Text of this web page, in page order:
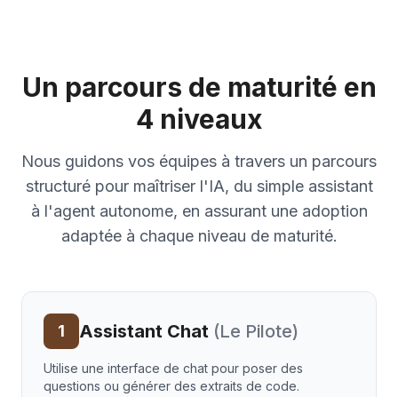
Un parcours de maturité en
4 niveaux
Nous guidons vos équipes à travers un parcours
structuré pour maîtriser l'IA, du simple assistant
à l'agent autonome, en assurant une adoption
adaptée à chaque niveau de maturité.
1 Assistant Chat (Le Pilote)
Utilise une interface de chat pour poser des
questions ou générer des extraits de code.